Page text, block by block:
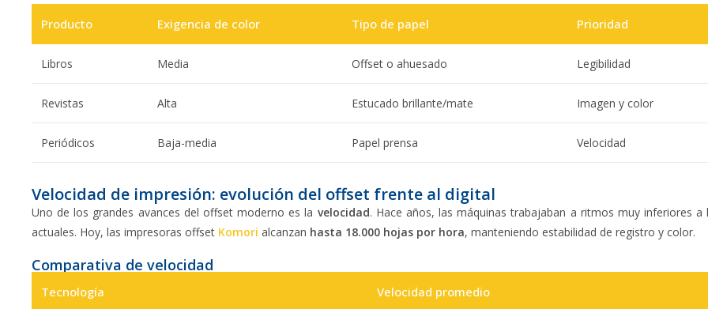
Producto Exigencia de color Tipo de papel Prioridad
Libros Media Offset o ahuesado Legibilidad
Revistas Alta Estucado brillante/mate Imagen y color
Periódicos Baja-media Papel prensa Velocidad
Velocidad de impresión: evolución del offset frente al digital
Uno de los grandes avances del offset moderno es la velocidad. Hace años, las máquinas trabajaban a ritmos muy inferiores a
actuales. Hoy, las impresoras offset Komori alcanzan hasta 18.000 hojas por hora, manteniendo estabilidad de registro y color.
Comparativa de velocidad
Tecnología Velocidad promedio